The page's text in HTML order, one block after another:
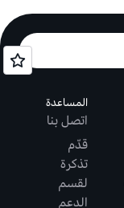
المساعدة
اتصل بنا
قدّم
تذكرة
لقسم
الدعم